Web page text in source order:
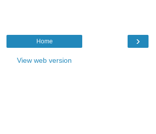
›
Home
View web version